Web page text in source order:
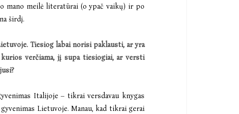
mano meilė literatūrai (o ypač vaikų) ir po
širdį.
Tiesiog labai norisi paklausti, ar yra
kurios verčiama, jį supa tiesiogiai, ar versti
Italijoje – tikrai versdavau knygas
Lietuvoje. Manau, kad tikrai gerai